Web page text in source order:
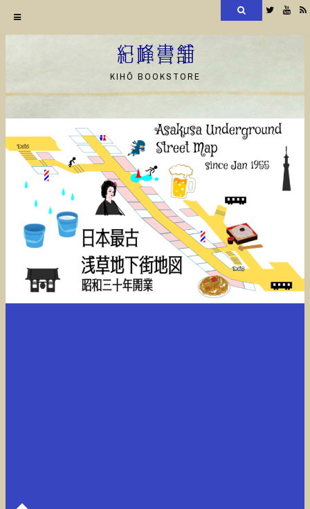
ン
ツ
へ
Twitter
紀峰書舗
KIHŌ BOOKSTORE